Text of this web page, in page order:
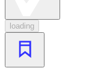
loading